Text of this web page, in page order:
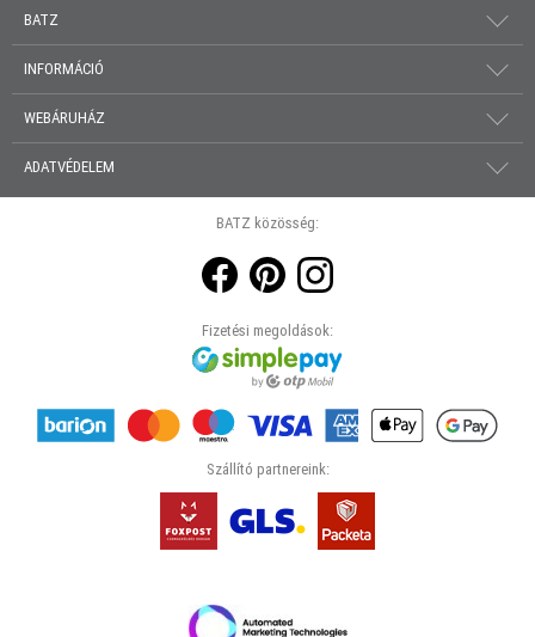
BATZ
INFORMÁCIÓ
WEBÁRUHÁZ
ADATVÉDELEM
BATZ közösség:
Fizetési megoldások:
Szállító partnereink: